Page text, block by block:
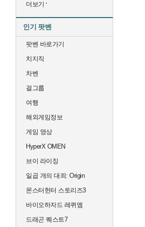
더보기
인기 팟벤
팟벤 바로가기
치지직
차벤
걸그룹
여행
해외게임정보
게임 영상
HyperX OMEN
브이 라이징
일곱 개의 대죄: Origin
몬스터헌터 스토리즈3
바이오하자드 레퀴엠
드래곤 퀘스트7